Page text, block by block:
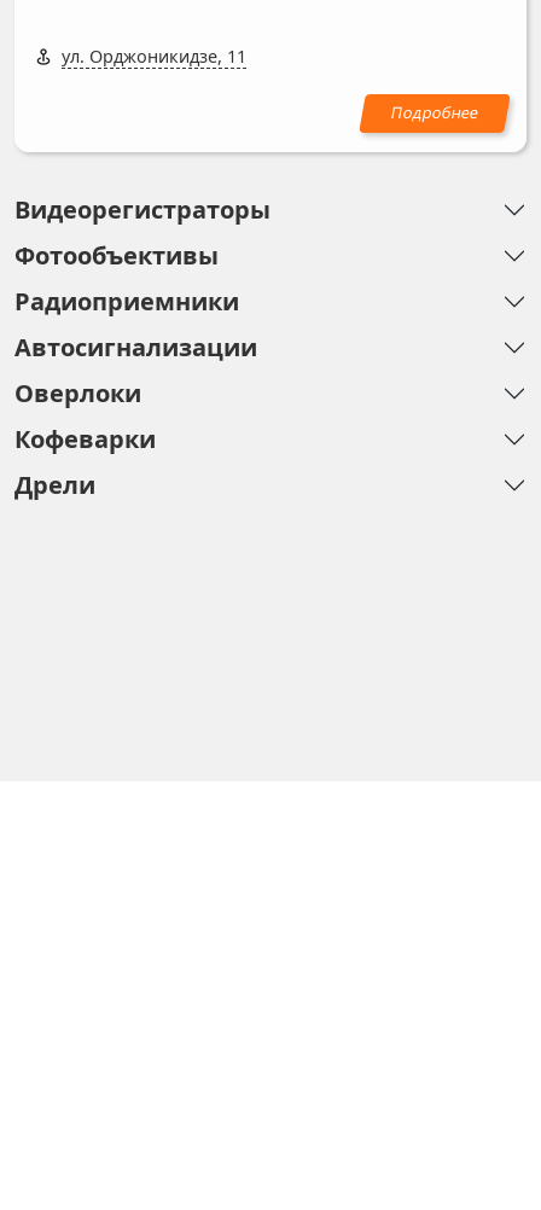
ул. Орджоникидзе, 11
Видеорегистраторы
Фотообъективы
Радиоприемники
Автосигнализации
Оверлоки
Кофеварки
Дрели